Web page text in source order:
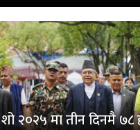
२०२५ मा तीन दिनमै ७८